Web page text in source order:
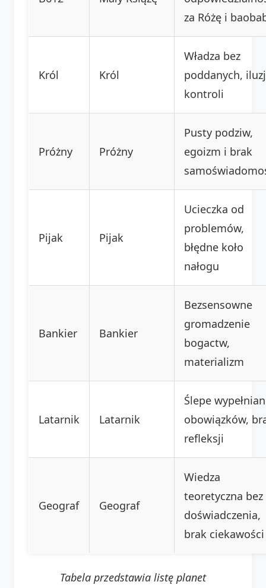
za Różę i
Król Król
Władza bez
poddanych,
kontroli
Próżny Próżny
Pusty podziw,
egoizm i brak
Pijak Pijak
Ucieczka od
problemów,
błędne koło
nałogu
Bankier Bankier
Bezsensowne
gromadzenie
bogactw,
materializm
Latarnik Latarnik
Ślepe
obowiązków,
refleksji
Geograf Geograf
Wiedza
teoretyczna bez
doświadczenia,
brak ciekawości
Tabela przedstawia listę planet